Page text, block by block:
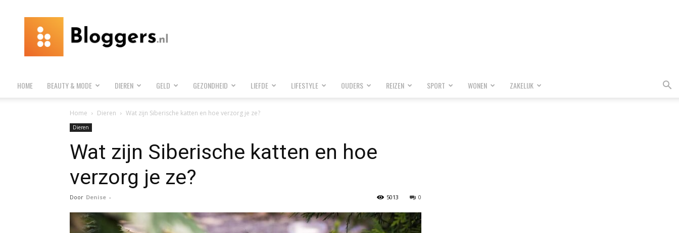
HOME BEAUTY & MODE DIEREN GELD GEZONDHEID LIEFDE LIFESTYLE OUDERS REIZEN SPORT WONEN ZAKELIJK
Home Dieren Wat zijn Siberische katten en hoe verzorg je ze?
Dieren
Wat zijn Siberische katten en hoe
verzorg je ze?
Door Denise - 0
5013